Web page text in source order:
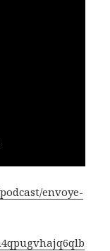
envoye-